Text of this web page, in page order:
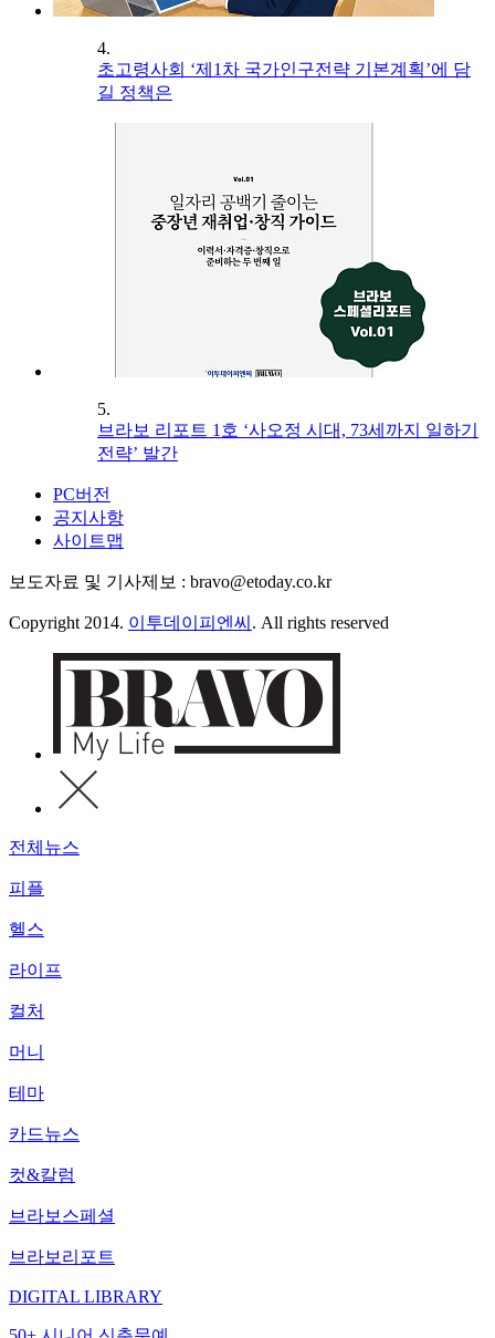
4.
초고령사회 ‘제1차 국가인구전략 기본계획’에 담
길 정책은
5.
브라보 리포트 1호 ‘사오정 시대, 73세까지 일하기
전략’ 발간
PC버전
공지사항
사이트맵
보도자료 및 기사제보 : bravo@etoday.co.kr
Copyright 2014. 이투데이피엔씨 . All rights reserved
전체뉴스
피플
헬스
라이프
컬처
머니
테마
카드뉴스
컷&칼럼
브라보스페셜
브라보리포트
DIGITAL LIBRARY